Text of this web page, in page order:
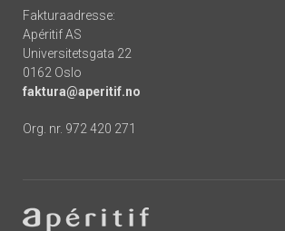
Fakturaadresse:
Apéritif AS
Universitetsgata 22
0162 Oslo
faktura@aperitif.no
Org. nr. 972 420 271